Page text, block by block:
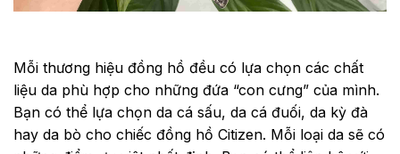
Mỗi thương hiệu đồng hồ đều có lựa chọn các chất
liệu da phù hợp cho những đứa “con cưng” của mình.
Bạn có thể lựa chọn da cá sấu, da cá đuối, da kỳ đà
hay da bò cho chiếc đồng hồ Citizen. Mỗi loại da sẽ có